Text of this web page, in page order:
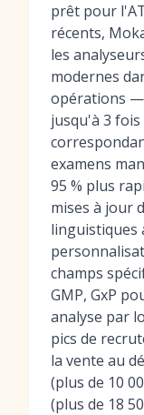
prêt pour
récents,
les
modernes
opérations —
jusqu'à 3
examens
95 % plus
mises à jour
linguistiques
champs
GMP, GxP
analyse par
pics de
la vente au
(plus de 10
(plus de 18